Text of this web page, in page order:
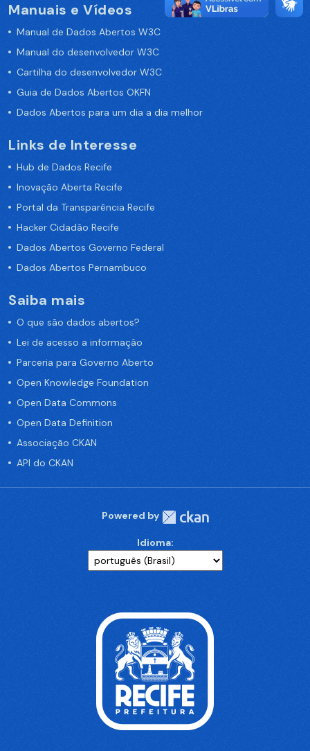
Manuais e Vídeos
Manual de Dados Abertos W3C
Manual do desenvolvedor W3C
Cartilha do desenvolvedor W3C
Guia de Dados Abertos OKFN
Dados Abertos para um dia a dia melhor
Links de Interesse
Hub de Dados Recife
Inovação Aberta Recife
Portal da Transparência Recife
Hacker Cidadão Recife
Dados Abertos Governo Federal
Dados Abertos Pernambuco
Saiba mais
O que são dados abertos?
Lei de acesso a informação
Parceria para Governo Aberto
Open Knowledge Foundation
Open Data Commons
Open Data Definition
Associação CKAN
API do CKAN
Powered by
Idioma